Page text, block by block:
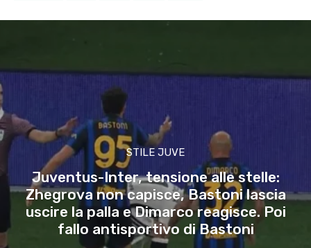
STILE JUVE
Juventus-Inter, tensione alle stelle:
Zhegrova non capisce, Bastoni lascia
uscire la palla e Dimarco reagisce. Poi
fallo antisportivo di Bastoni